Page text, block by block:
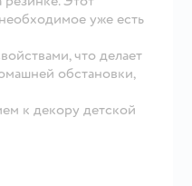
уже есть
что делает
обстановки,
к декору детской